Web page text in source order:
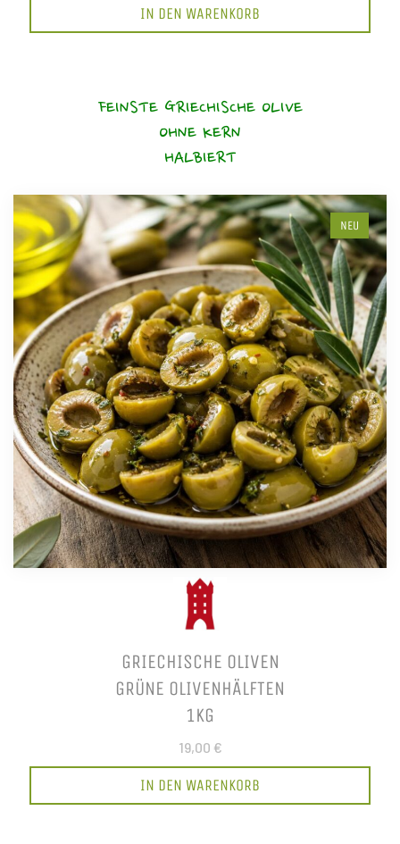
IN DEN WARENKORB
FEINSTE GRIECHISCHE OLIVE
OHNE KERN
HALBIERT
NEU
GRIECHISCHE OLIVEN
GRÜNE OLIVENHÄLFTEN
1KG
19,00 €
IN DEN WARENKORB